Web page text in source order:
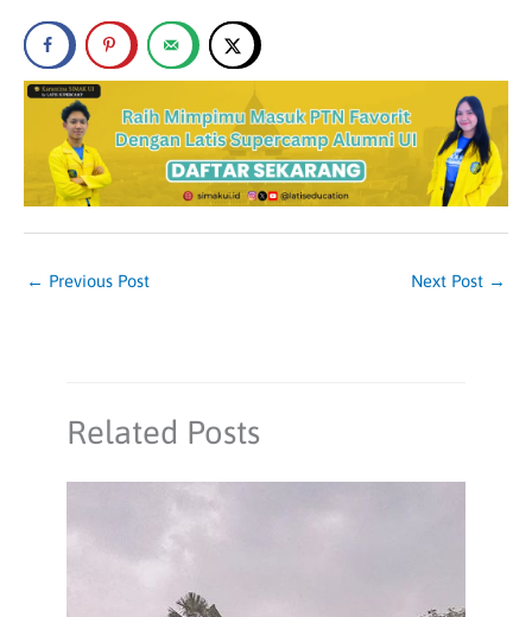
← Previous Post Next Post →
Related Posts